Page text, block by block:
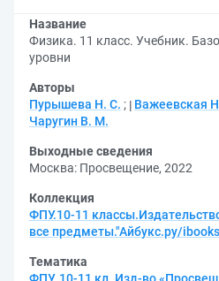
Название
Физика. 11 класс. Учебник.
уровни
Авторы
Пурышева Н. С. ; Важеевская
Чаругин В. М.
Выходные сведения
Москва: Просвещение, 2022
Коллекция
ФПУ.10-11
все предметы."Айбукс.ру/
Тематика